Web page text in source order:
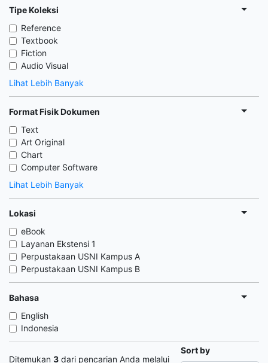
Tipe Koleksi
Reference
Textbook
Fiction
Audio Visual
Lihat Lebih Banyak
Format Fisik Dokumen
Text
Art Original
Chart
Computer Software
Lihat Lebih Banyak
Lokasi
eBook
Layanan Ekstensi 1
Perpustakaan USNI Kampus A
Perpustakaan USNI Kampus B
Bahasa
English
Indonesia
Ditemukan 3 dari pencarian Anda melalui
Sort by